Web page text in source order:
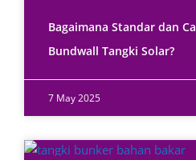
Bagaimana Standar dan
Bundwall Tangki Solar?
7 May 2025